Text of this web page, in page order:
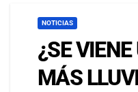
NOTICIAS
¿SE
MÁS